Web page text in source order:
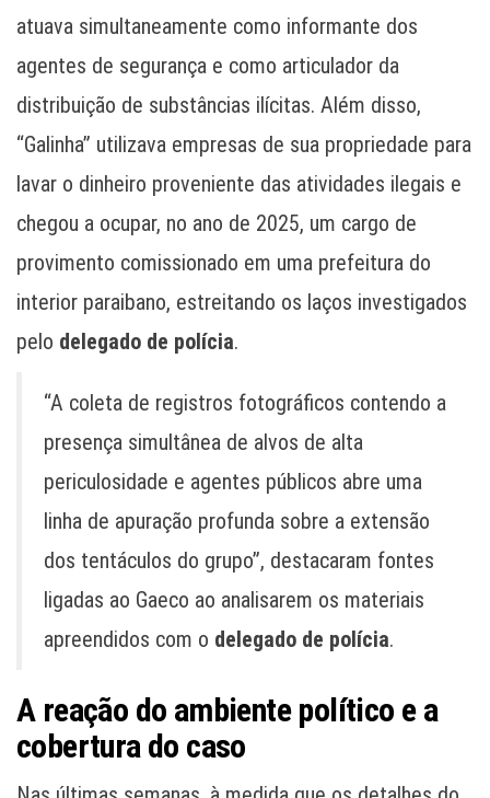
atuava simultaneamente como informante dos
agentes de segurança e como articulador da
distribuição de substâncias ilícitas. Além disso,
“Galinha” utilizava empresas de sua propriedade para
lavar o dinheiro proveniente das atividades ilegais e
chegou a ocupar, no ano de 2025, um cargo de
provimento comissionado em uma prefeitura do
interior paraibano, estreitando os laços investigados
pelo delegado de polícia.
“A coleta de registros fotográficos contendo a
presença simultânea de alvos de alta
periculosidade e agentes públicos abre uma
linha de apuração profunda sobre a extensão
dos tentáculos do grupo”, destacaram fontes
ligadas ao Gaeco ao analisarem os materiais
apreendidos com o delegado de polícia.
A reação do ambiente político e a
cobertura do caso